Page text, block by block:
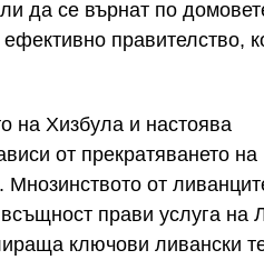
да се върнат по
правителство,
на Хизбула и настоява
от прекратяването на
Мнозинството от
прави услуга на
ключови ливански